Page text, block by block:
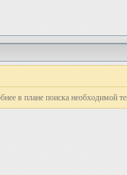
в плане поиска необходимой